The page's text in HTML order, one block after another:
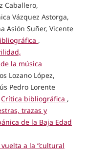
Caballero,
Vázquez Astorga,
Asión Suñer, Vicente
,
la música
Lozano López,
Pedro Lorente
Crítica bibliográfica ,
trazas y
de la Baja Edad
vuelta a la “cultural